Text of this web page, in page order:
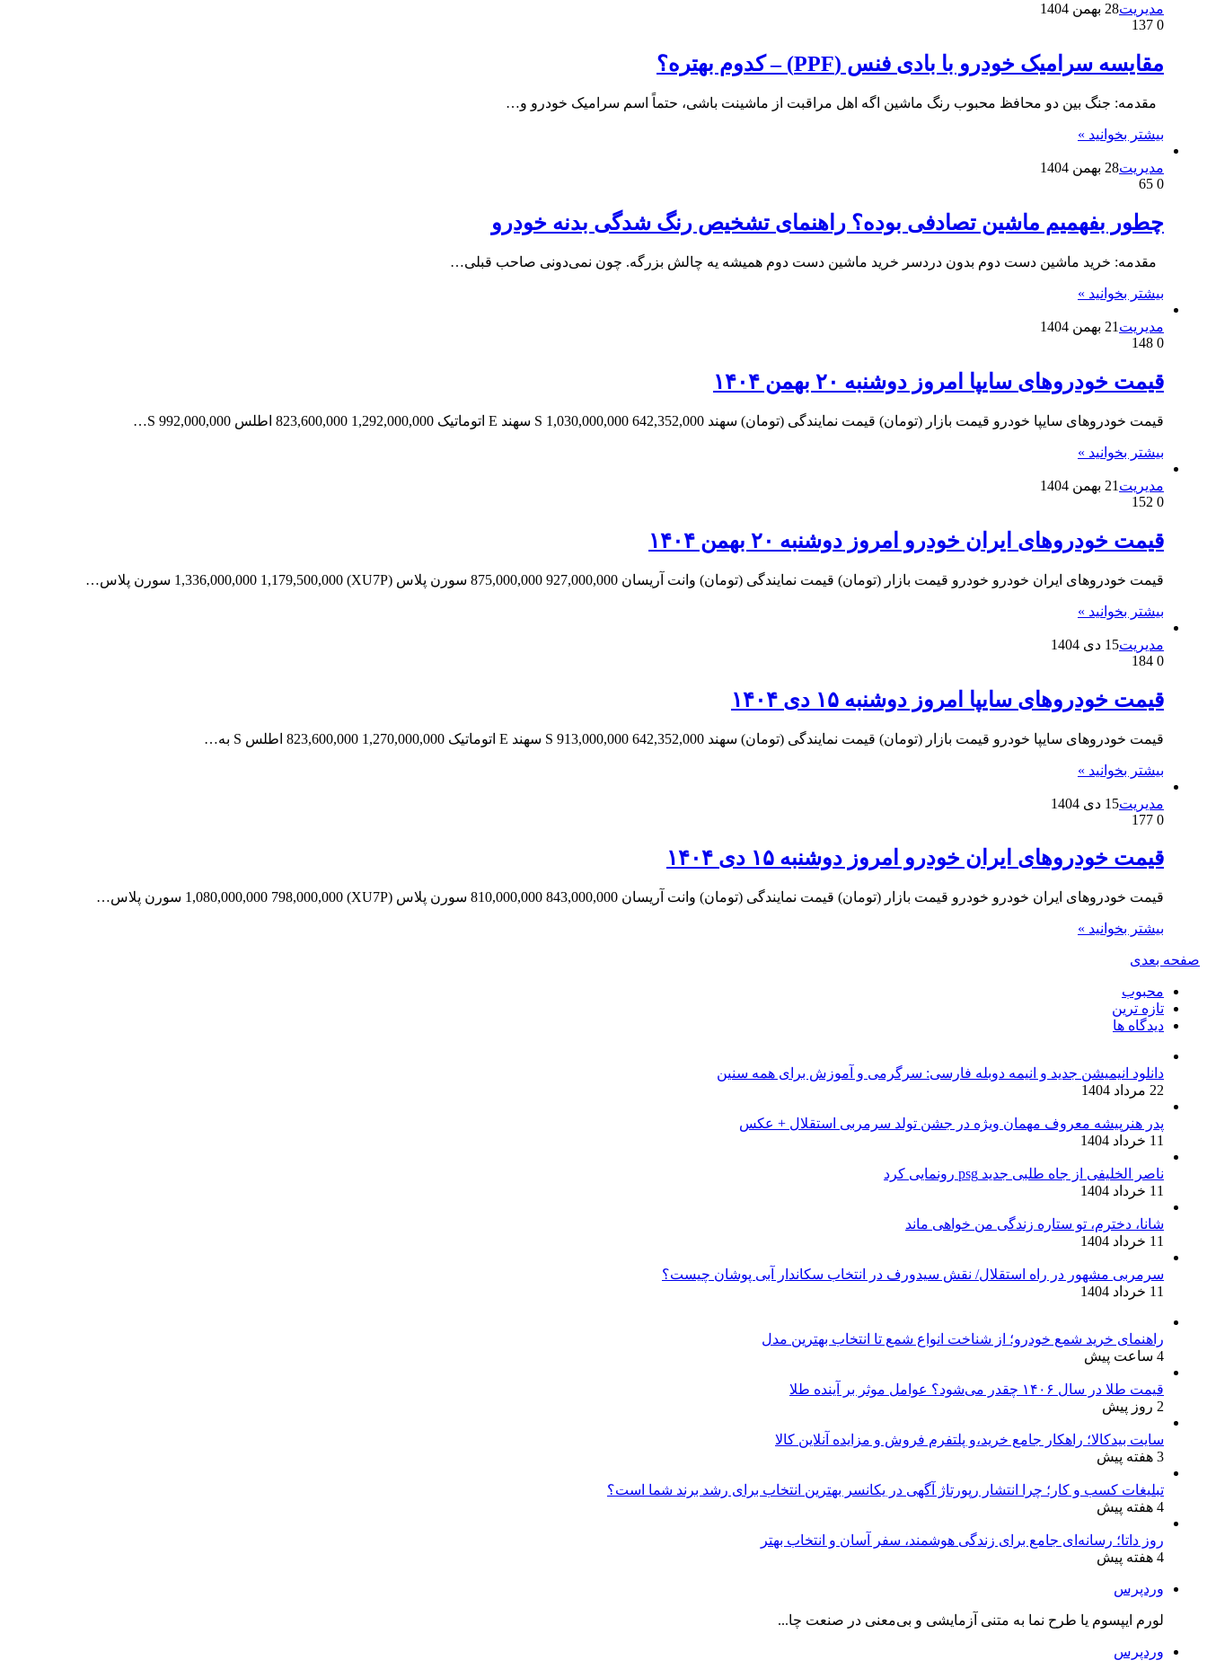
مدیریت28 بهمن 1404
0
مقایسه سرامیک خودرو با بادی فنس (PPF) – کدوم بهتره؟
مقدمه: جنگ بین دو محافظ محبوب رنگ ماشین اگه اهل مراقبت از ماشینت باشی، حتماً اسم سرامیک خودرو و…
بیشتر بخوانید »
مدیریت28 بهمن 1404
0
چطور بفهمیم ماشین تصادفی بوده؟ راهنمای تشخیص رنگ شدگی بدنه خودرو
مقدمه: خرید ماشین دست دوم بدون دردسر خرید ماشین دست دوم همیشه یه چالش بزرگه. چون نمی‌دونی صاحب قبلی…
بیشتر بخوانید »
مدیریت 21 بهمن 1404
0
قیمت خودرو‌های سایپا امروز دوشنبه ۲۰ بهمن ۱۴۰۴
قیمت خودروهای سایپا خودرو قیمت بازار (تومان) قیمت نمایندگی (تومان) سهند S 1,030,000,000 642,352,000 سهند E اتوماتیک 1,292,000,000 823,600,000 اطلس S 992,000,000…
بیشتر بخوانید »
مدیریت 21 بهمن 1404
0
قیمت خودرو‌های ایران خودرو امروز دوشنبه ۲۰ بهمن ۱۴۰۴
قیمت خودروهای ایران خودرو خودرو قیمت بازار (تومان) قیمت نمایندگی (تومان) وانت آریسان 927,000,000 875,000,000 سورن پلاس (XU7P) 1,336,000,000 1,179,500,000 سورن پلاس…
بیشتر بخوانید »
مدیریت15 دی 1404
0
قیمت خودرو‌های سایپا امروز دوشنبه ۱۵ دی ۱۴۰۴
قیمت خودروهای سایپا خودرو قیمت بازار (تومان) قیمت نمایندگی (تومان) سهند S 913,000,000 642,352,000 سهند E اتوماتیک 1,270,000,000 823,600,000 اطلس S به…
بیشتر بخوانید »
مدیریت15 دی 1404
0
قیمت خودرو‌های ایران خودرو امروز دوشنبه ۱۵ دی ۱۴۰۴
قیمت خودروهای ایران خودرو خودرو قیمت بازار (تومان) قیمت نمایندگی (تومان) وانت آریسان 843,000,000 810,000,000 سورن پلاس (XU7P) 1,080,000,000 798,000,000 سورن پلاس…
بیشتر بخوانید »
صفحه بعدی
محبوب
تازه ترین
دیدگاه ها
دانلود انیمیشن جدید و انیمه دوبله فارسی: سرگرمی و آموزش برای همه سنین
22 مرداد 1404
پدر هنرپیشه معروف مهمان ویژه در جشن تولد سرمربی استقلال + عکس
11 خرداد 1404
ناصر الخلیفی از جاه طلبی جدید psg رونمایی کرد
11 خرداد 1404
شانا، دخترم، تو ستاره زندگی من خواهی ماند
11 خرداد 1404
سرمربی مشهور در راه استقلال/ نقش سیدورف در انتخاب سکاندار آبی پوشان چیست؟
11 خرداد 1404
راهنمای خرید شمع خودرو؛ از شناخت انواع شمع تا انتخاب بهترین مدل
4 ساعت پیش
قیمت طلا در سال ۱۴۰۶ چقدر می‌شود؟ عوامل موثر بر آینده طلا
2 روز پیش
سایت بیدکالا؛ راهکار جامع خرید،و پلتفرم فروش و مزایده آنلاین کالا
3 هفته پیش
تبلیغات کسب و کار؛ چرا انتشار رپورتاژ آگهی در یکانسر بهترین انتخاب برای رشد برند شما است؟
4 هفته پیش
روز داتا؛ رسانه‌ای جامع برای زندگی هوشمند، سفر آسان و انتخاب بهتر
4 هفته پیش
وردپرس
لورم ایپسوم یا طرح‌ نما به متنی آزمایشی و بی‌معنی در صنعت چا...
وردپرس